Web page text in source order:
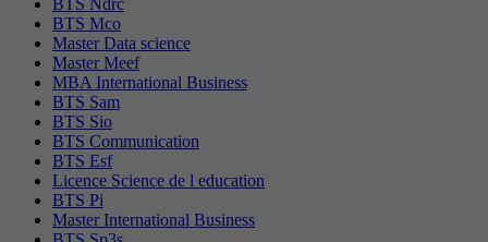
BTS Mco
Master Data science
Master Meef
MBA International Business
BTS Sam
BTS Sio
BTS Communication
BTS Esf
Licence Science de l education
BTS Pi
Master International Business